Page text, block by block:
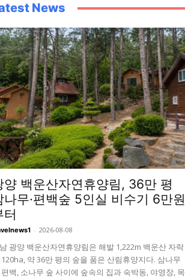
News
양 백운산자연휴양림, 36만 평
나무·편백숲 5인실 비수기 6만원
터
- 2026-08-08
광양 백운산자연휴양림은 해발 1,222m 백운산 자락
약 36만 평의 숲을 품은 산림휴양지다. 삼나무
백, 소나무 숲 사이에 숲속의 집과 숙박동, 야영장, 목